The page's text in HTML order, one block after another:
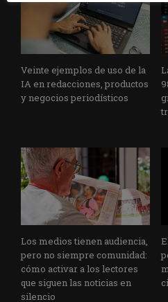
Veinte ejemplos de uso de la
IA en redacciones, productos
y negocios periodísticos
Los medios tienen audiencia,
pero no siempre comunidad:
cómo activar a los lectores
que siguen las noticias en
silencio